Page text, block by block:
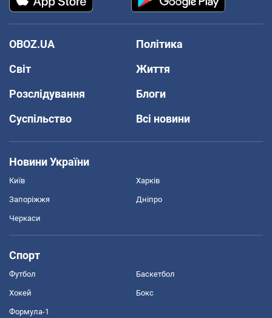
OBOZ.UA
Політика
Світ
Життя
Розслідування
Блоги
Суспільство
Всі новини
Новини України
Київ Харків
Запоріжжя Дніпро
Черкаси
Спорт
Футбол Баскетбол
Хокей Бокс
Формула-1